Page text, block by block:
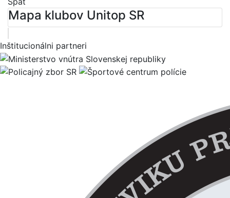
Mapa klubov Unitop SR
−
Leaflet
Inštitucionálni partneri